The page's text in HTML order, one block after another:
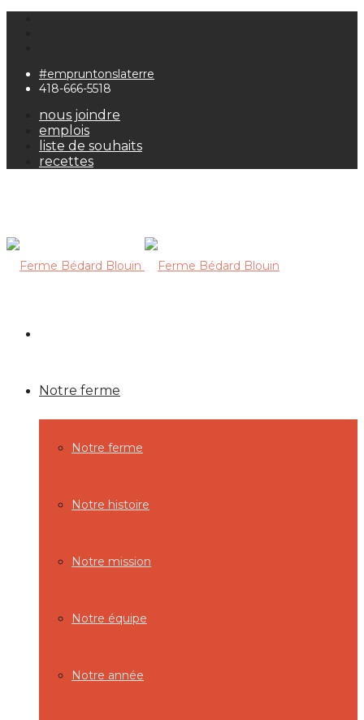
#empruntonslaterre
418-666-5518
nous joindre
emplois
liste de souhaits
recettes
Notre ferme
Notre ferme
Notre histoire
Notre mission
Notre équipe
Notre année